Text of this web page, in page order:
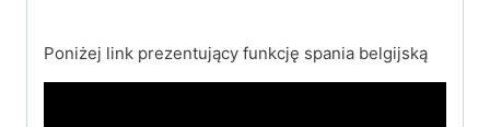
Poniżej link prezentujący funkcję spania belgijską